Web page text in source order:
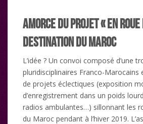
Amorce du projet « En
destination du Maroc
L’idée ? Un convoi composé d’une
pluridisciplinaires Franco-Marocains
de projets éclectiques (exposition
d’enregistrement dans un poids
radios ambulantes…) sillonnant les
du Maroc pendant à l’hiver 2019.